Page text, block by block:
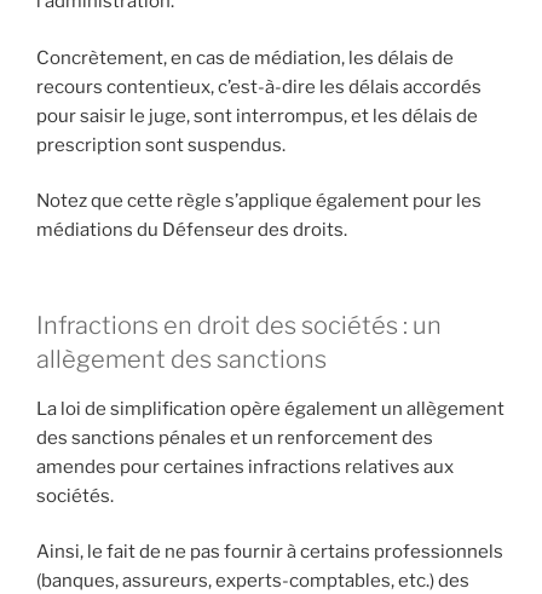
Concrètement, en cas de médiation, les délais de
recours contentieux, c’est-à-dire les délais accordés
pour saisir le juge, sont interrompus, et les délais de
prescription sont suspendus.
Notez que cette règle s’applique également pour les
médiations du Défenseur des droits.
Infractions en droit des sociétés : un
allègement des sanctions
La loi de simplification opère également un allègement
des sanctions pénales et un renforcement des
amendes pour certaines infractions relatives aux
sociétés.
Ainsi, le fait de ne pas fournir à certains professionnels
(banques, assureurs, experts-comptables, etc.) des